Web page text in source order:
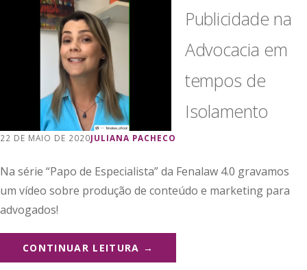
Publicidade na
Advocacia em
tempos de
Isolamento
22 DE MAIO DE 2020JULIANA PACHECO
Na série “Papo de Especialista” da Fenalaw 4.0 gravamos
um vídeo sobre produção de conteúdo e marketing para
advogados!
CONTINUAR LEITURA →